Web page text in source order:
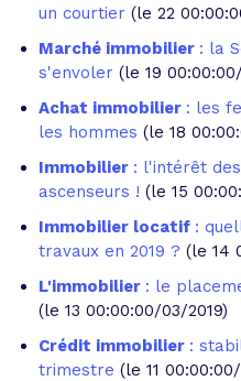
un courtier (le 22
Marché immobilier : la
s'envoler (le 19
Achat immobilier : les
les hommes (le 18
Immobilier : l'intérêt
ascenseurs ! (le 15
Immobilier locatif :
travaux en 2019 ? (le 14
L'immobilier : le
(le 13 00:00:00/03/2019)
Crédit immobilier :
trimestre (le 11